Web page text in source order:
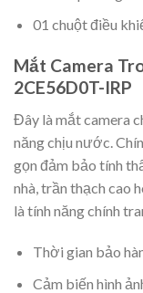
01 chuột điều
Mắt Camera
2CE56D0T-IRP
Đây là mắt camera
năng chịu nước.
gọn đảm bảo tính
nhà, trần thạch cao
là tính năng chính
Thời gian bảo
Cảm biến hình